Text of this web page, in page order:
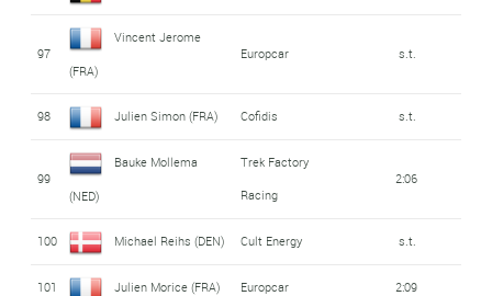
97
Vincent Jerome
(FRA)
Europcar s.t.
98 Julien Simon (FRA) Cofidis s.t.
99
Bauke Mollema
(NED)
Trek Factory
Racing
2:06
100 Michael Reihs (DEN) Cult Energy s.t.
101 Julien Morice (FRA) Europcar 2:09